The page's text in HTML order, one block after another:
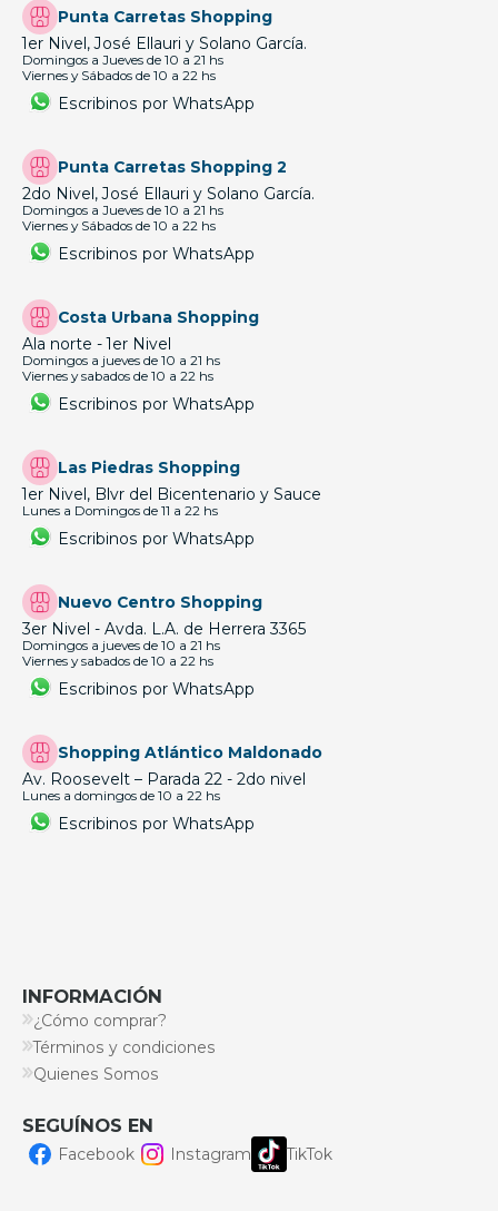
Punta Carretas Shopping
1er Nivel, José Ellauri y Solano García.
Domingos a Jueves de 10 a 21 hs
Viernes y Sábados de 10 a 22 hs
Escribinos por WhatsApp
Punta Carretas Shopping 2
2do Nivel, José Ellauri y Solano García.
Domingos a Jueves de 10 a 21 hs
Viernes y Sábados de 10 a 22 hs
Escribinos por WhatsApp
Costa Urbana Shopping
Ala norte - 1er Nivel
Domingos a jueves de 10 a 21 hs
Viernes y sabados de 10 a 22 hs
Escribinos por WhatsApp
Las Piedras Shopping
1er Nivel, Blvr del Bicentenario y Sauce
Lunes a Domingos de 11 a 22 hs
Escribinos por WhatsApp
Nuevo Centro Shopping
3er Nivel - Avda. L.A. de Herrera 3365
Domingos a jueves de 10 a 21 hs
Viernes y sabados de 10 a 22 hs
Escribinos por WhatsApp
Shopping Atlántico Maldonado
Av. Roosevelt – Parada 22 - 2do nivel
Lunes a domingos de 10 a 22 hs
Escribinos por WhatsApp
INFORMACIÓN
¿Cómo comprar?
Términos y condiciones
Quienes Somos
SEGUÍNOS EN
Facebook Instagram TikTok